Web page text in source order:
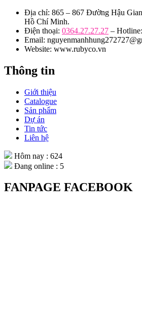
Địa chỉ: 865 – 867 Đường Hậu
Hồ Chí Minh.
Điện thoại: 0364.27.27.27 – Hotline:
Email:
Website: www.rubyco.vn
Thông tin
Giới thiệu
Catalogue
Sản phẩm
Dự án
Tin tức
Liên hệ
Hôm nay : 624
Đang online : 5
FANPAGE FACEBOOK